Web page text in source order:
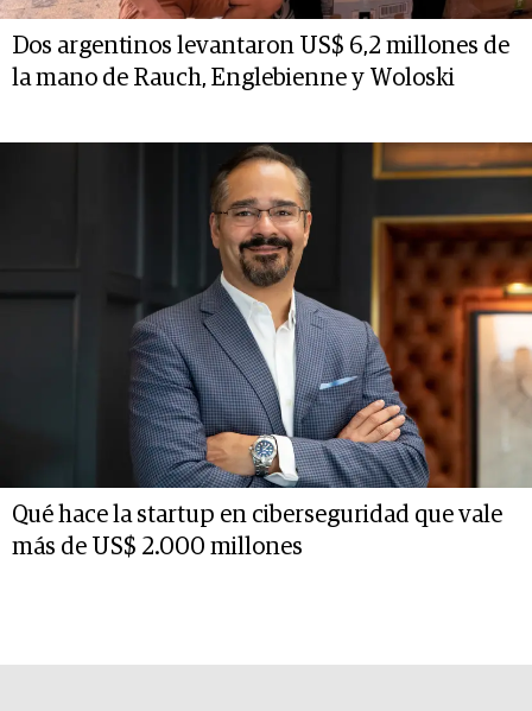
Dos argentinos levantaron US$ 6,2 millones de
la mano de Rauch, Englebienne y Woloski
Qué hace la startup en ciberseguridad que vale
más de US$ 2.000 millones